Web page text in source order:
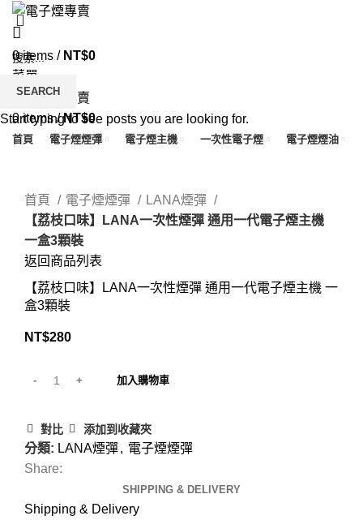
0items / NT$0
菜單
0items / NT$0
首頁 電子煙煙彈 電子煙主機 一次性電子煙 電子煙煙油
首頁
電子煙煙彈
LANA煙彈
【荔枝口味】LANA一次性煙彈 通用一代電子煙主機
一盒3顆裝
返回商品列表
【荔枝口味】LANA一次性煙彈 通用一代電子煙主機 一
盒3顆裝
NT$280
加入購物車
對比 添加到收藏夾
分類: LANA煙彈, 電子煙煙彈
Share:
SHIPPING & DELIVERY
Shipping & Delivery
SEARCH
Start typing to see posts you are looking for.